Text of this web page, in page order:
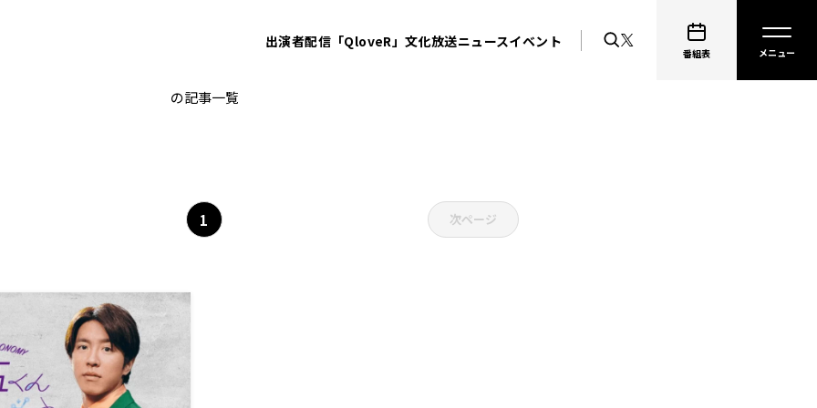
出演者配信「QloveR」文化放送ニュースイベント
番組表
の記事一覧
1 次ページ